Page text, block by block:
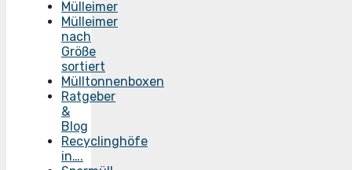
Mülleimer
Mülleimer
nach
Größe
sortiert
Mülltonnenboxen
Ratgeber
&
Blog
Recyclinghöfe
in….